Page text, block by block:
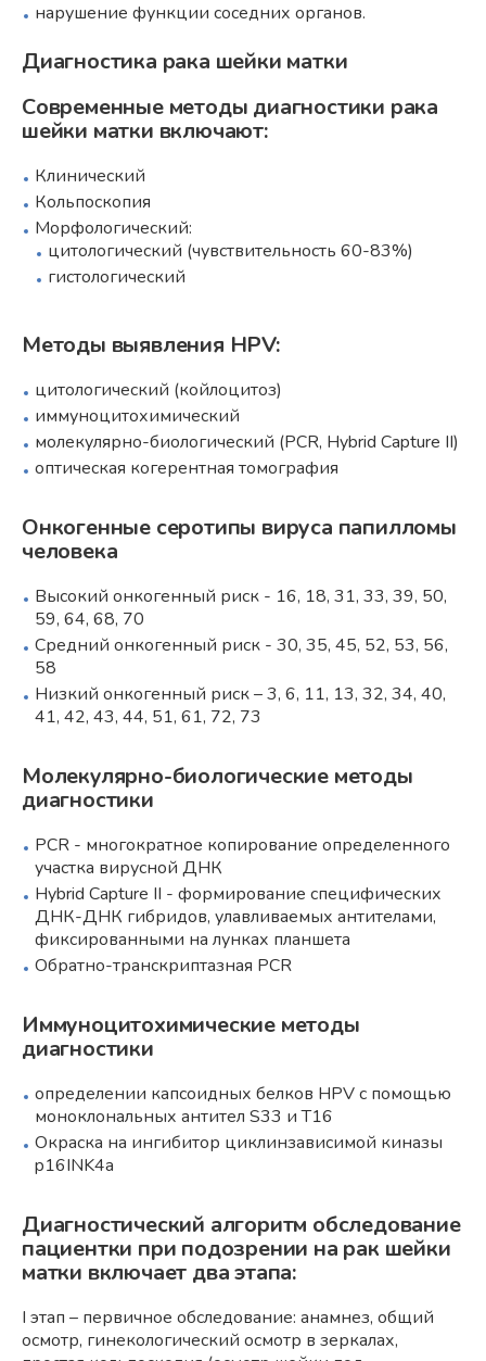
нарушение функции соседних органов.
Диагностика рака шейки матки
Современные методы диагностики рака
шейки матки включают:
Клинический
Кольпоскопия
Морфологический:
цитологический (чувствительность 60-83%)
гистологический
Методы выявления HPV:
цитологический (койлоцитоз)
иммуноцитохимический
молекулярно-биологический (PCR, Hybrid Capture II)
оптическая когерентная томография
Онкогенные серотипы вируса папилломы
человека
Высокий онкогенный риск - 16, 18, 31, 33, 39, 50,
59, 64, 68, 70
Средний онкогенный риск - 30, 35, 45, 52, 53, 56,
58
Низкий онкогенный риск – 3, 6, 11, 13, 32, 34, 40,
41, 42, 43, 44, 51, 61, 72, 73
Молекулярно-биологические методы
диагностики
PCR - многократное копирование определенного
участка вирусной ДНК
Hybrid Capture II - формирование специфических
ДНК-ДНК гибридов, улавливаемых антителами,
фиксированными на лунках планшета
Обратно-транскриптазная PCR
Иммуноцитохимические методы
диагностики
определении капсоидных белков HPV с помощью
моноклональных антител S33 и Т16
Окраска на ингибитор циклинзависимой киназы
p16INK4a
Диагностический алгоритм обследование
пациентки при подозрении на рак шейки
матки включает два этапа:
I этап – первичное обследование: анамнез, общий
осмотр, гинекологический осмотр в зеркалах,